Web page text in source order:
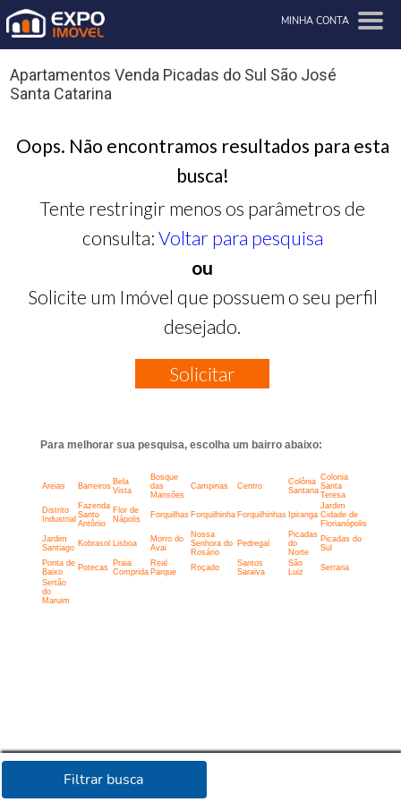
MINHA CONTA
Filtrar busca
Apartamentos Venda Picadas do Sul São José
Santa Catarina
Oops. Não encontramos resultados para esta
busca!
Tente restringir menos os parâmetros de
consulta: Voltar para pesquisa
ou
Solicite um Imóvel que possuem o seu perfil
desejado.
Solicitar
Para melhorar sua pesquisa, escolha um bairro abaixo:
Areias Barreiros Bela
Vista
Bosque
das
Mansões
Campinas Centro
Colônia
Santana
Colonia
Santa
Teresa
Distrito
Industrial
Fazenda
Santo
Antônio
Flor de
Nápolis
Forquilhas Forquilhinha Forquilhinhas Ipiranga
Jardim
Cidade de
Florianópolis
Jardim
Santiago Kobrasol Lisboa
Morro do
Avai
Nossa
Senhora do
Rosário
Pedregal
Picadas
do
Norte
Picadas do
Sul
Ponta de
Baixo
Potecas
Praia
Comprida
Real
Parque
Roçado
Santos
Saraiva
São
Luiz
Serraria
Sertão
do
Maruim